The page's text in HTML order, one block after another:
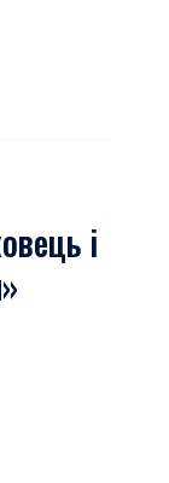
і